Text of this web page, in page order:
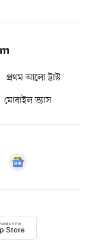
প্রথম আলো ট্রাস্ট
মোবাইল ভ্যাস